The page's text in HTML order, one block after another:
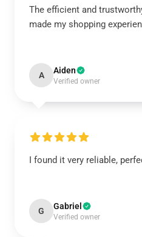
The efficient and
made my shopping
A Aiden
Verified owner
I found it very reliable,
G Gabriel
Verified owner